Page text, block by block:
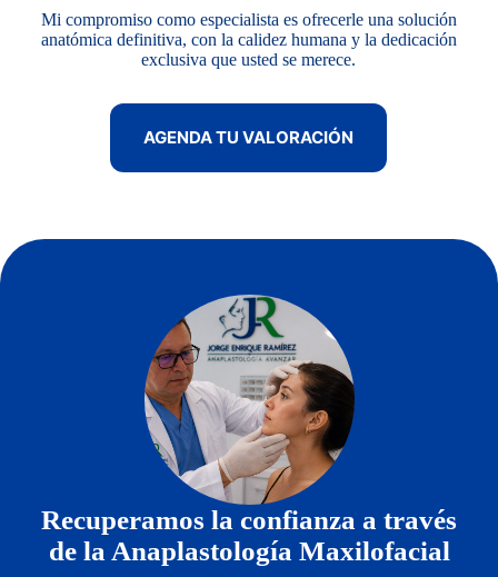
Mi compromiso como especialista es ofrecerle una solución
anatómica definitiva, con la calidez humana y la dedicación
exclusiva que usted se merece.
AGENDA TU VALORACIÓN
Recuperamos la confianza a través
de la Anaplastología Maxilofacial